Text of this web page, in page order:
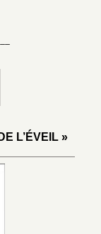
L’ÉVEIL »